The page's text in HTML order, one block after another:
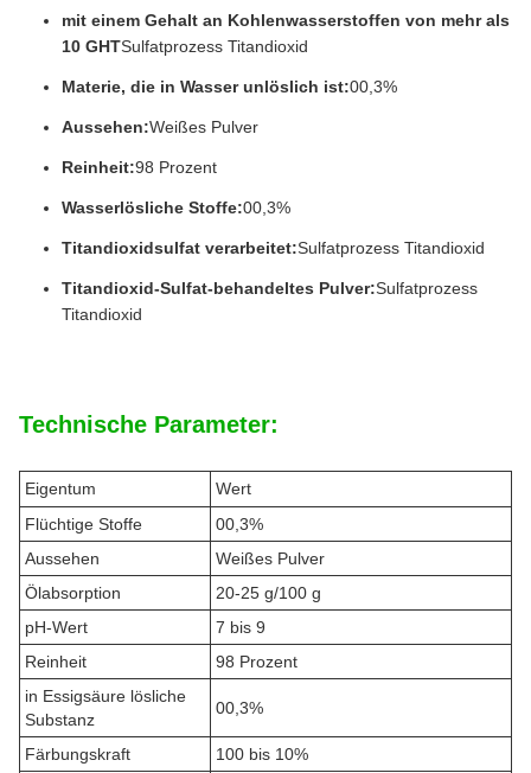
mit einem Gehalt an Kohlenwasserstoffen von mehr als
10 GHTSulfatprozess Titandioxid
Materie, die in Wasser unlöslich ist:00,3%
Aussehen:Weißes Pulver
Reinheit:98 Prozent
Wasserlösliche Stoffe:00,3%
Titandioxidsulfat verarbeitet:Sulfatprozess Titandioxid
Titandioxid-Sulfat-behandeltes Pulver:Sulfatprozess
Titandioxid
Technische Parameter:
Eigentum
Wert
Flüchtige Stoffe
00,3%
Aussehen
Weißes Pulver
Ölabsorption
20-25 g/100 g
pH-Wert
7 bis 9
Reinheit
98 Prozent
in Essigsäure lösliche
Substanz
00,3%
Färbungskraft 100 bis 10%